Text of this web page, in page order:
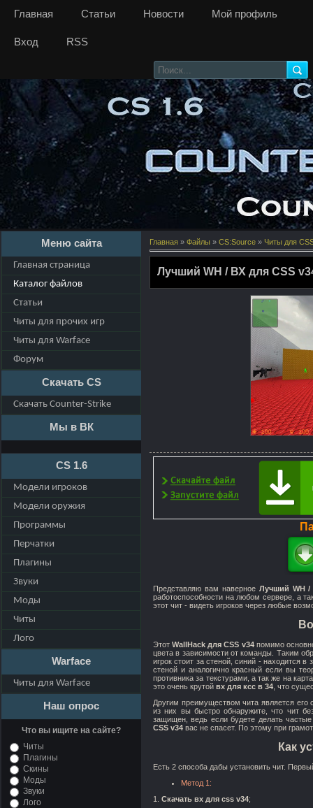
Главная Статьи Новости Мой профиль
Вход RSS
Меню сайта
Главная страница
Каталог файлов
Статьи
Читы для прочих игр
Читы для Warface
Форум
Скачать CS
Скачать Counter-Strike
Мы в ВК
CS 1.6
Модели игроков
Модели оружия
Программы
Перчатки
Плагины
Звуки
Моды
Читы
Лого
Warface
Читы для Warface
Наш опрос
Что вы ищите на сайте?
Читы
Плагины
Скины
Моды
Звуки
Лого
Главная » Файлы » CS:Source » Читы для
Лучший WH / ВХ для CSS
Представляю вам наверное Лучший WH /
работоспособности на любом сервере, а
этот чит - видеть игроков через любые
ЭтотWallHack для CSS v34помимо
цвета в зависимости от команды. Таким
игрок стоит за стеной, синий - находится
стеной и аналогично красный если вы
противника за текстурами, а так же на
это очень крутой вх для ксс в 34 , что
Другим преимуществом чита является
из них вы быстро обнаружите, что чит
защищен, ведь если будете делать
CSS v34 вас не спасет. По этому при
Как
Есть 2 способа дабы установить чит.
Метод 1:
1. Скачать вх для css v34;